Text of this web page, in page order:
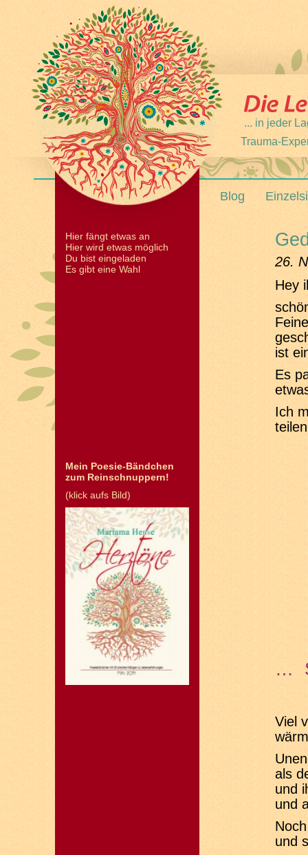
... in jeder
Trauma-
Blog
Hier fängt etwas an
Hier wird etwas möglich
Du bist eingeladen
Es gibt eine Wahl
Mein Poesie-Bändchen
zum Reinschnuppern!
(klick aufs Bild)
26.
Hey
ist
Es
Ich
…
Viel
als
und
und
und